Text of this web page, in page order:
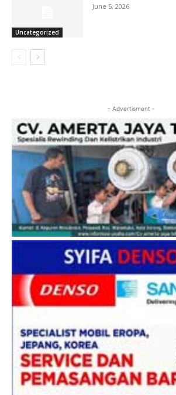
Uncategorized
June 5, 2026
- Advertisment -